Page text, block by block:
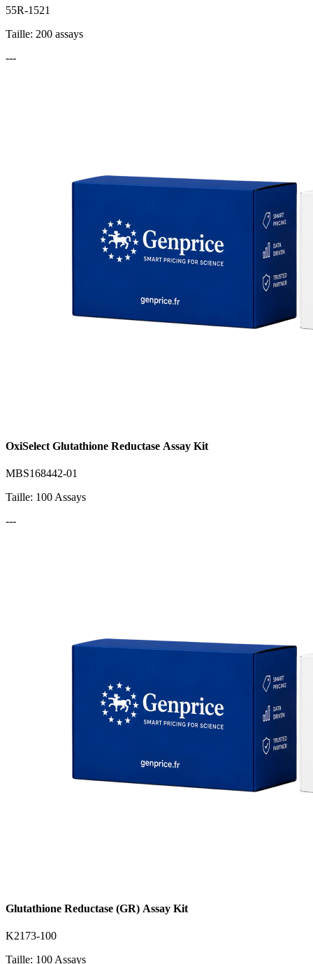
55R-1521
Taille: 200 assays
---
OxiSelect Glutathione Reductase Assay Kit
MBS168442-01
Taille: 100 Assays
---
Glutathione Reductase (GR) Assay Kit
K2173-100
Taille: 100 Assays